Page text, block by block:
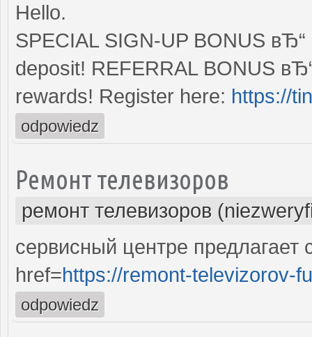
Hello.
SPECIAL SIGN-UP BONUS
deposit! REFERRAL BONUS
rewards! Register here: https://
odpowiedz
Ремонт телевизоров
ремонт телевизоров
сервисный центре
href=https://remont-televizorov-
odpowiedz